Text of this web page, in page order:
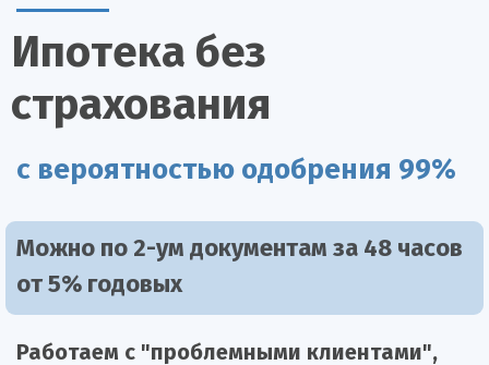
Ипотека без
страхования
с вероятностью одобрения 99%
Можно по 2-ум документам за 48 часов
от 5% годовых
Работаем с "проблемными клиентами",